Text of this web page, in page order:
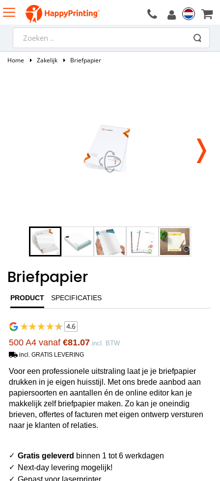
Home Zakelijk Briefpapier
Briefpapier
PRODUCT SPECIFICATIES
500 A4 vanaf €81.07 incl. BTW
incl. GRATIS LEVERING
Voor een professionele uitstraling laat je je briefpapier
drukken in je eigen huisstijl. Met ons brede aanbod aan
papiersoorten en aantallen én de online editor kan je
makkelijk zelf briefpapier maken. Zo kan je oneindig
brieven, offertes of facturen met eigen ontwerp versturen
naar je klanten of relaties.
Gratis geleverd binnen 1 tot 6 werkdagen
Next-day levering mogelijk!
Gepast voor laserprinter